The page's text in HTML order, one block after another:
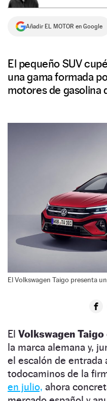
Añadir EL MOTOR en Google
El pequeño SUV
una gama formada
motores de gasolina
El Volkswagen Taigo presenta
El Volkswagen Taigo
la marca alemana y,
el escalón de entrada
todocaminos de la
en julio, ahora